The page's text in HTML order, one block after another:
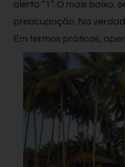
alerta “1”. O mais baixo,
preocupação. Na
Em termos práticos,